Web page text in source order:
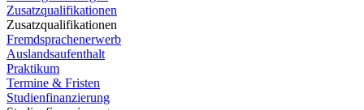
Zusatzqualifikationen
Zusatzqualifikationen
Fremdsprachenerwerb
Auslandsaufenthalt
Praktikum
Termine & Fristen
Studienfinanzierung